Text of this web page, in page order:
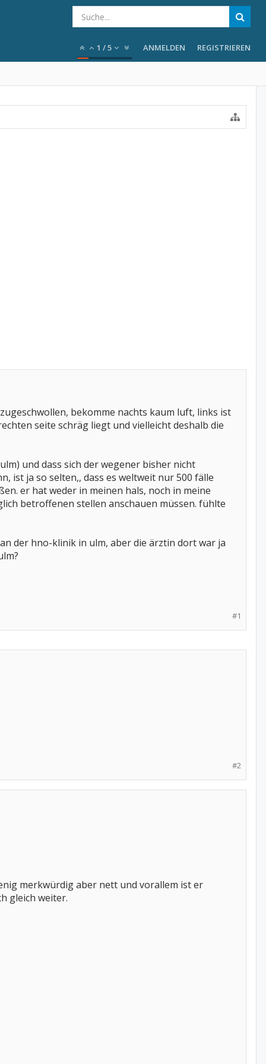
1 /5 ANMELDEN REGISTRIEREN
bekomme nachts kaum luft, links ist
seite schräg liegt und vielleicht deshalb die
und dass sich der wegener bisher nicht
ist ja so selten,, dass es weltweit nur 500 fälle
er hat weder in meinen hals, noch in meine
betroffenen stellen anschauen müssen. fühlte
der hno-klinik in ulm, aber die ärztin dort war ja
#1
#2
merkwürdig aber nett und vorallem ist er
gleich weiter.